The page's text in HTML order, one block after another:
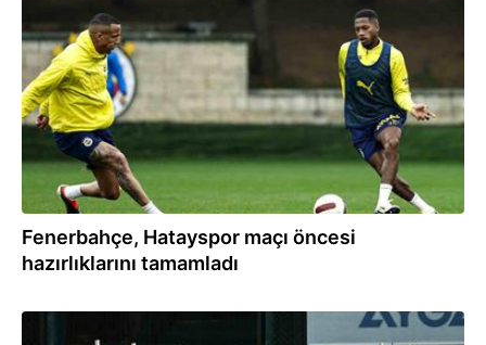
01.03.2024
Fenerbahçe, Hatayspor maçı öncesi
hazırlıklarını tamamladı
29.02.2024